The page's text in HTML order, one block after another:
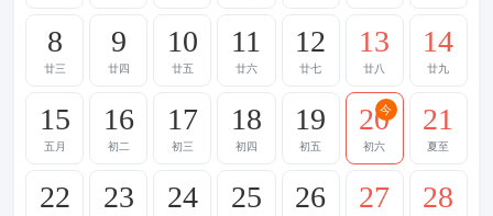
8
廿三
9
廿四
10
廿五
11
廿六
12
廿七
13
廿八
14
廿九
15
五月
16
初二
17
初三
18
初四
19
初五
20
初六
今 21
夏至
22 23 24 25 26 27 28